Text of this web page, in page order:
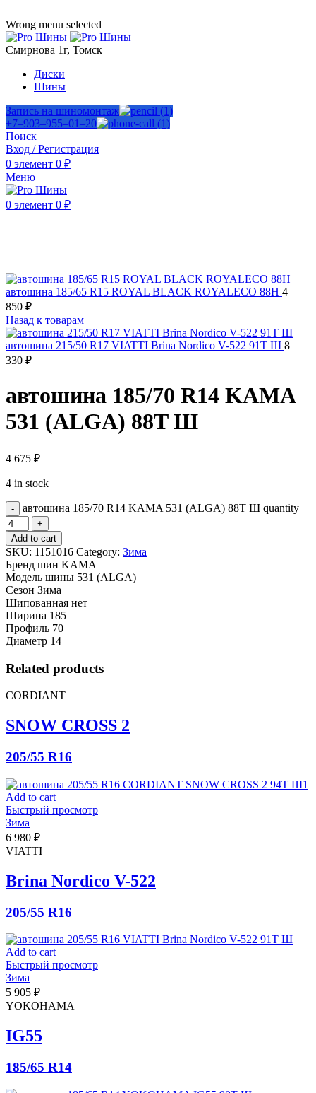
Wrong menu selected
Смирнова 1г, Томск
Диски
Шины
Запись на шиномонтаж
+7‒903‒955‒01‒20
Поиск
Вход / Регистрация
0 элемент 0 ₽
Меню
0 элемент 0 ₽
автошина 185/65 R15 ROYAL BLACK ROYALECO 88H 4
850 ₽
Назад к товарам
автошина 215/50 R17 VIATTI Brina Nordico V-522 91T Ш 8
330 ₽
автошина 185/70 R14 KAMA
531 (ALGA) 88T Ш
4 675 ₽
4 in stock
автошина 185/70 R14 KAMA 531 (ALGA) 88T Ш quantity
Add to cart
SKU: 1151016 Category: Зима
Бренд шин KAMA
Модель шины 531 (ALGA)
Сезон Зима
Шипованная нет
Ширина 185
Профиль 70
Диаметр 14
Related products
CORDIANT
SNOW CROSS 2
205/55 R16
Add to cart
Быстрый просмотр
Зима
6 980 ₽
VIATTI
Brina Nordico V-522
205/55 R16
Add to cart
Быстрый просмотр
Зима
5 905 ₽
YOKOHAMA
IG55
185/65 R14